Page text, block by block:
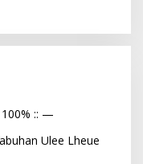
:: —
Ulee Lheue